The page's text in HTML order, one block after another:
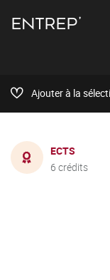
ENTREP'
Ajouter à la
ECTS
6 crédits